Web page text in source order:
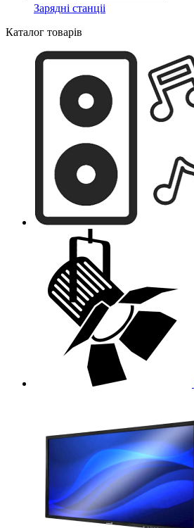
Зарядні станціі
Каталог товарів